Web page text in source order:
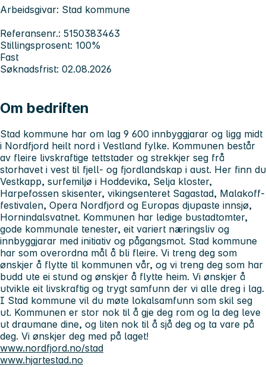
Arbeidsgivar: Stad kommune
Referansenr.: 5150383463
Stillingsprosent: 100%
Fast
Søknadsfrist: 02.08.2026
Om bedriften
Stad kommune har om lag 9 600 innbyggjarar og ligg midt
i Nordfjord heilt nord i Vestland fylke. Kommunen består
av fleire livskraftige tettstader og strekkjer seg frå
storhavet i vest til fjell- og fjordlandskap i aust. Her finn du
Vestkapp, surfemiljø i Hoddevika, Selja kloster,
Harpefossen skisenter, vikingsenteret Sagastad, Malakoff-
festivalen, Opera Nordfjord og Europas djupaste innsjø,
Hornindalsvatnet. Kommunen har ledige bustadtomter,
gode kommunale tenester, eit variert næringsliv og
innbyggjarar med initiativ og pågangsmot. Stad kommune
har som overordna mål å bli fleire. Vi treng deg som
ønskjer å flytte til kommunen vår, og vi treng deg som har
budd ute ei stund og ønskjer å flytte heim. Vi ønskjer å
utvikle eit livskraftig og trygt samfunn der vi alle dreg i lag.
I Stad kommune vil du møte lokalsamfunn som skil seg
ut. Kommunen er stor nok til å gje deg rom og la deg leve
ut draumane dine, og liten nok til å sjå deg og ta vare på
deg. Vi ønskjer deg med på laget!
www.nordfjord.no/stad
www.hjartestad.no